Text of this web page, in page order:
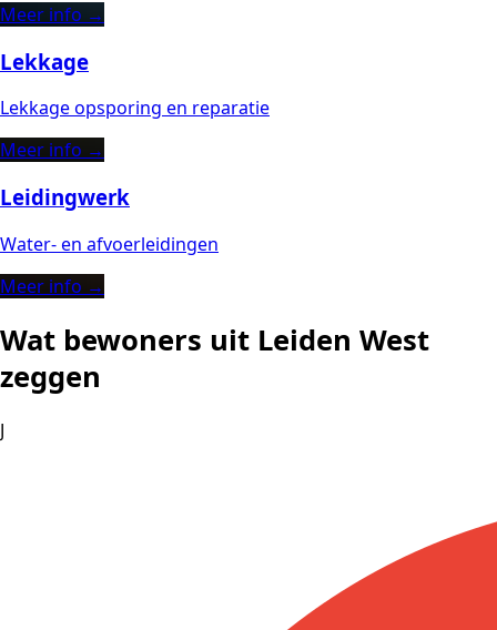
Meer info →
Lekkage
Lekkage opsporing en reparatie
Meer info →
Leidingwerk
Water- en afvoerleidingen
Meer info →
Wat bewoners uit Leiden West
zeggen
J